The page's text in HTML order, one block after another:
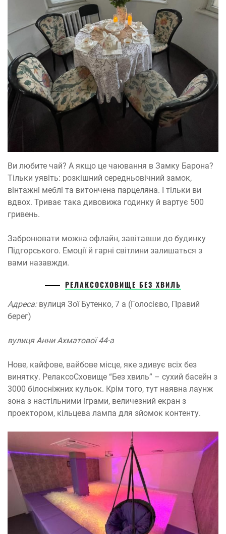
Ви любите чай? А якщо це чаювання в Замку Барона?
Тільки уявіть: розкішний середньовічний замок,
вінтажні меблі та витончена парцеляна. І тільки ви
вдвох. Триває така дивовижа годинку й вартує 500
гривень.
Забронювати можна офлайн, завітавши до будинку
Підгорського. Емоції й гарні світлини залишаться з
вами назавжди.
РЕЛАКСОСХОВИЩЕ БЕЗ ХВИЛЬ
Адреса:вулиця Зої Бутенко, 7 а (Голосієво, Правий
берег)
вулиця Анни Ахматової 44-а
Нове, кайфове, вайбове місце, яке здивує всіх без
винятку. РелаксоСховище “Без хвиль” – сухий басейн з
3000 білосніжних кульок. Крім того, тут наявна лаунж
зона з настільними іграми, величезний екран з
проектором, кільцева лампа для зйомок контенту.